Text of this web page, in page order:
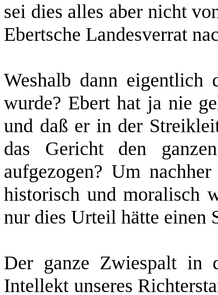
sei dies alles aber nicht
Ebertsche Landesverrat
Weshalb dann eigentlich
wurde? Ebert hat ja nie
und daß er in der
das Gericht den
aufgezogen? Um
historisch und moralisch
nur dies Urteil hätte einen
Der ganze Zwiespalt in
Intellekt unseres